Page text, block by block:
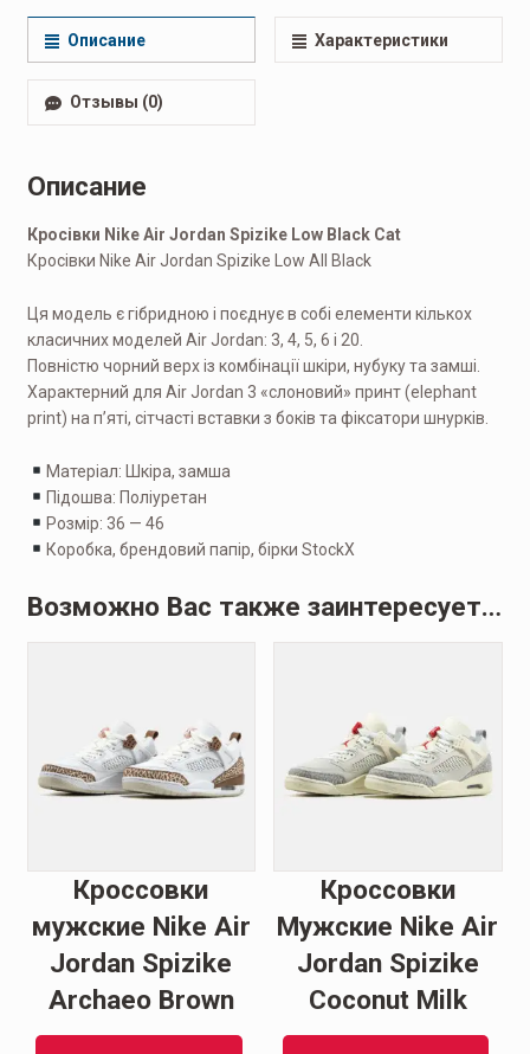
мужские
Описание Характеристики
Отзывы (0)
Описание
Кросівки Nike Air Jordan Spizike Low Black Cat
Кросівки Nike Air Jordan Spizike Low All Black
Ця модель є гібридною і поєднує в собі елементи кількох
класичних моделей Air Jordan: 3, 4, 5, 6 і 20.
Повністю чорний верх із комбінації шкіри, нубуку та замші.
Характерний для Air Jordan 3 «слоновий» принт (elephant
print) на п’яті, сітчасті вставки з боків та фіксатори шнурків.
Матеріал: Шкіра, замша
Підошва: Поліуретан
Розмір: 36 — 46
Коробка, брендовий папір, бірки StockX
Возможно Вас также заинтересует…
Кроссовки
мужские Nike Air
Jordan Spizike
Archaeo Brown
Кроссовки
Мужские Nike Air
Jordan Spizike
Coconut Milk